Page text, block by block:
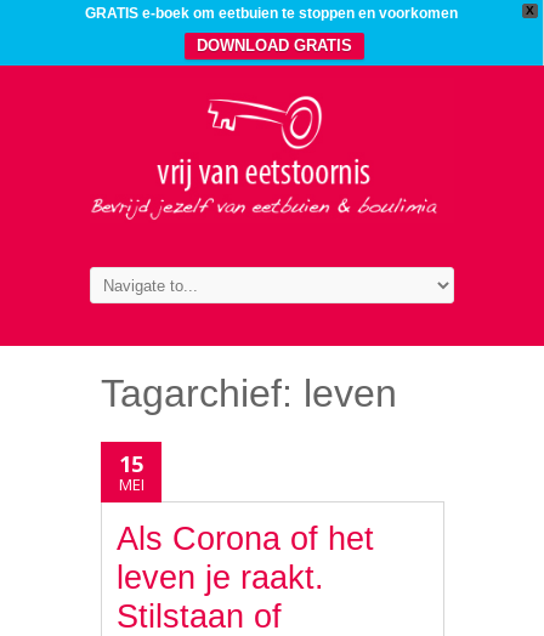
X
GRATIS e-boek om eetbuien te stoppen en voorkomen
DOWNLOAD GRATIS
Tagarchief: leven
15
MEI
Als Corona of het
leven je raakt.
Stilstaan of